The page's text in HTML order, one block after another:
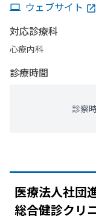
ウェブサイト
対応診療科
心療内科
診療時間
診察
医療法人社団
総合健診クリ